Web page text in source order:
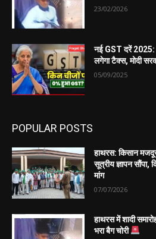
23/02/2026
नई GST दरें 2025:
लगेगा टैक्स, मोदी
05/09/2025
POPULAR POSTS
हाथरस: किसान
सूत्रीय ज्ञापन
मांग
07/07/2026
हाथरस में शादी
भरा बैग चोरी